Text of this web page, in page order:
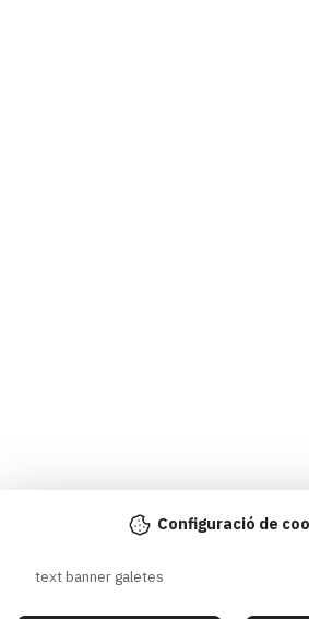
Configuració de
text banner galetes